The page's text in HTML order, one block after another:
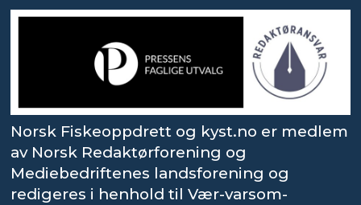
Norsk Fiskeoppdrett og kyst.no er medlem
av Norsk Redaktørforening og
Mediebedriftenes landsforening og
redigeres i henhold til Vær-varsom-